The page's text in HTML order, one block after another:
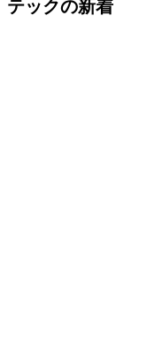
テックの新着